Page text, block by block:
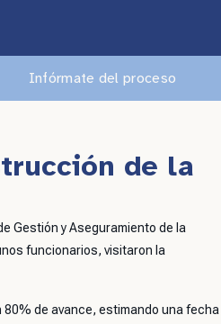
Infórmate del proceso
de la
Gestión y Aseguramiento de la
funcionarios, visitaron la
de avance, estimando una fecha